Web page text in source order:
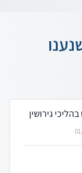
גירושין